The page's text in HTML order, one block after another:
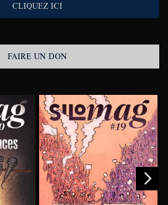
CLIQUEZ ICI
FAIRE UN DON